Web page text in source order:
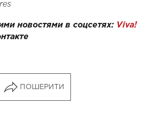
новостями в соцсетях: Viva!
ПОШЕРИТИ